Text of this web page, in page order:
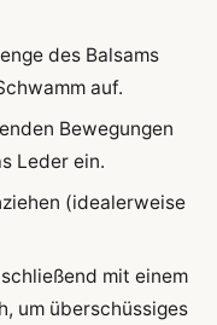
des Balsams
auf.
Bewegungen
Leder ein.
(idealerweise
mit einem
um überschüssiges